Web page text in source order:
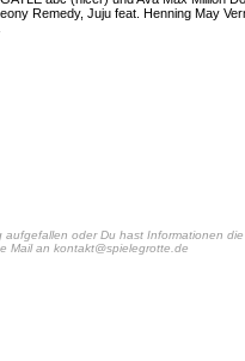
Remedy, Juju feat. Henning May
aufgefallen oder Du hast Informationen
Mail an kontakt@spielegrotte.de